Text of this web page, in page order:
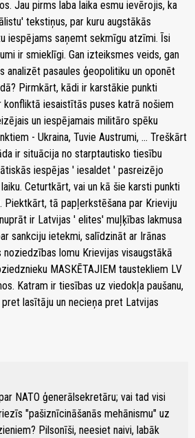
Jau pirms laba laika esmu ievērojis, ka
tekstiņus, par kuru augstākās
iespējams saņemt sekmīgu atzīmi. Īsi
ir smieklīgi. Gan izteiksmes veids, gan
analizēt pasaules ģeopolitiku un oponēt
Pirmkārt, kādi ir karstākie punkti
konfliktā iesaistītās puses katrā nošiem
un iespējamais militāro spēku
- Ukraina, Tuvie Austrumi, ... Treškārt
ir situācija no starptautisko tiesību
iespējas ' iesaldet ' pasreizējo
Ceturtkārt, vai un kā šie karsti punkti
Piektkārt, tā papļerkstēšana par Krieviju
ir Latvijas ' elites' muļķības lakmusa
sankciju ietekmi, salīdzināt ar Irānas
lomu Krievijas visaugstākā
MASKĒTAJIEM taustekliem LV
Katram ir tiesības uz viedokļa paušanu,
lasītāju un necieņa pret Latvijas
NATO ģenerālsekretāru; vai tad visi
"pašiznīcināšanās mehānismu" uz
Pilsonīši, neesiet naivi, labāk